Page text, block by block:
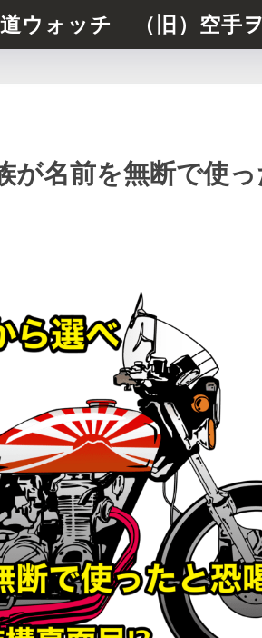
ウォッチ （旧）空手
が名前を無断で使